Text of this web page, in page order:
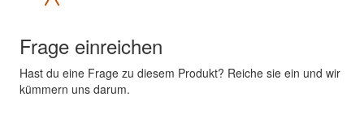
Frage einreichen
Hast du eine Frage zu diesem Produkt? Reiche sie ein und wir
kümmern uns darum.